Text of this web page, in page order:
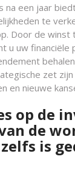
na een jaar
te
Door de winst
u uw financiële
zet
en nieuwe
op de
de
is